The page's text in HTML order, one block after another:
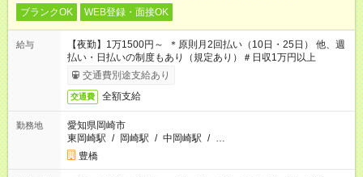
ブランクOK
WEB登録・面接OK
給与
【夜勤】1万1500円～ ＊原則月2回払い（10日・25日） 他、週
払い・日払いの制度もあり（規定あり）＃日収1万円以上
交通費別途支給あり
交通費 全額支給
勤務地
愛知県岡崎市
東岡崎駅 / 岡崎駅 / 中岡崎駅 / …
豊橋